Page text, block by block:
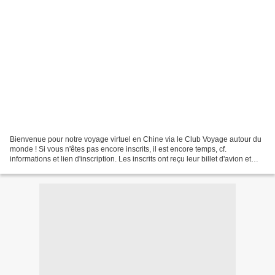
Bienvenue pour notre voyage virtuel en Chine via le Club Voyage autour du
monde ! Si vous n'êtes pas encore inscrits, il est encore temps, cf.
informations et lien d'inscription. Les inscrits ont reçu leur billet d'avion et